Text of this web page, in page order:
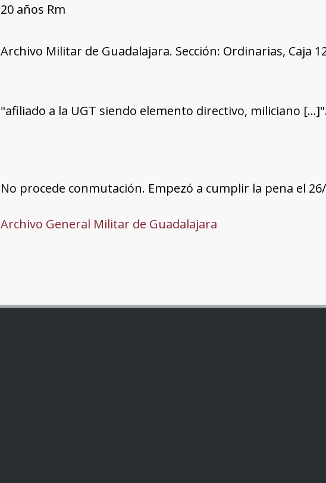
20 años Rm
Archivo Militar de Guadalajara. Sección: Ordinarias, Caja
"afiliado a la UGT siendo elemento directivo, miliciano
No procede conmutación. Empezó a cumplir la pena el
Archivo General Militar de Guadalajara